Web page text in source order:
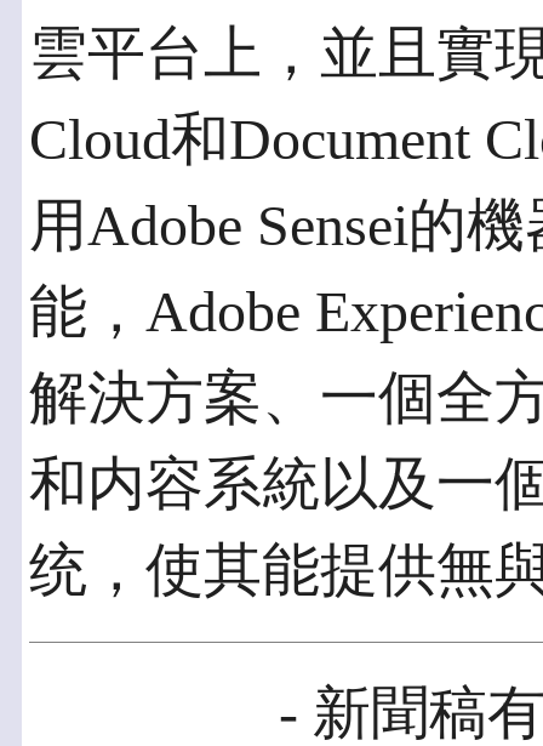
雲平台上，並且實
Cloud和Document
用Adobe Sensei的
能，Adobe
解決方案、一個全
和内容系統以及一
统，使其能提供無
- 新聞稿